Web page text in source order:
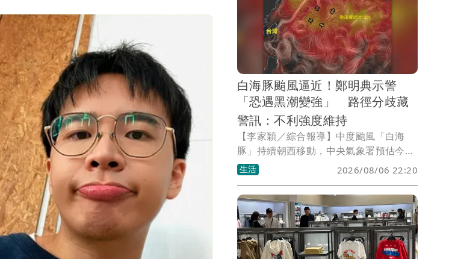
白海豚颱風逼近！鄭明典示警
「恐遇黑潮變強」 路徑分歧藏
警訊：不利強度維持
【李家穎／綜合報導】中度颱風「白海
豚」持續朝西移動，中央氣象署預估今
（6日）晚起外圍雲系將逐漸接近台灣。
前中央氣象局長鄭明典就在臉書分享海溫
與洋流分析圖指出，白海豚一路行經海域
已攪動冷海水，不過接近沖繩時，將通過
由黑潮維持的高海洋熱容區，過去曾有不
少颱風因此對流增強，未來強度變化仍值
得持續觀察。
生活 2026/08/06 22:20